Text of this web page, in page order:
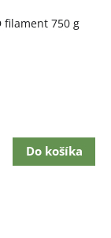
filament 750 g
Do košíka